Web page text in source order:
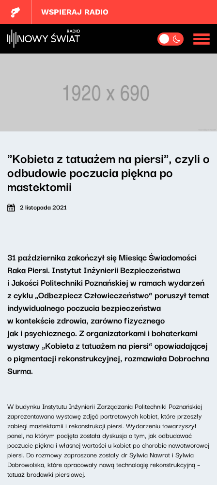
WSPIERAJ RADIO
"Kobieta z tatuażem na piersi", czyli o
odbudowie poczucia piękna po
mastektomii
2 listopada 2021
31 października zakończył się Miesiąc Świadomości
Raka Piersi. Instytut Inżynierii Bezpieczeństwa
i Jakości Politechniki Poznańskiej w ramach wydarzeń
z cyklu „Odbezpiecz Człowieczeństwo” poruszył temat
indywidualnego poczucia bezpieczeństwa
w kontekście zdrowia, zarówno fizycznego
jak i psychicznego. Z organizatorkami i bohaterkami
wystawy „Kobieta z tatuażem na piersi” opowiadającej
o pigmentacji rekonstrukcyjnej, rozmawiała Dobrochna
Surma.
W budynku Instytutu Inżynierii Zarządzania Politechniki Poznańskiej
zaprezentowano wystawę zdjęć portretowych kobiet, które przeszły
zabiegi mastektomii i rekonstrukcji piersi. Wydarzeniu towarzyszył
panel, na którym podjęta została dyskusja o tym, jak odbudować
poczucie piękna i własnej wartości u kobiet po chorobie nowotworowej
piersi. Do rozmowy zaproszone zostały dr Sylwia Nawrot i Sylwia
Dobrowolska, które opracowały nową technologię rekonstrukcyjną –
tatuaż brodawki piersiowej.